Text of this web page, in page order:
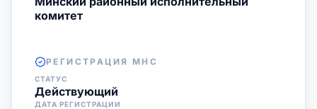
комитет
РЕГИСТРАЦИЯ МНС
СТАТУС
Действующий
ДАТА РЕГИСТРАЦИИ